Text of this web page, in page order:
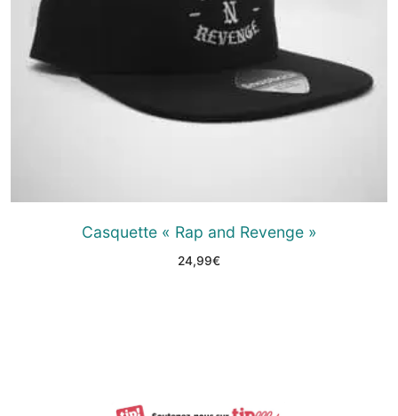
Casquette « Rap and Revenge »
24,99€